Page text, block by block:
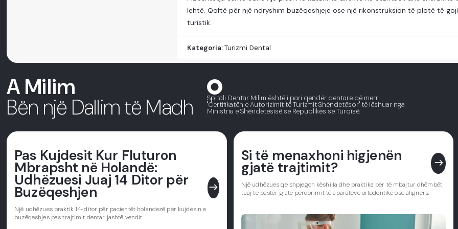
lehtë. Qoftë për një ndryshim buzëqeshjeje ose një rikonstruksion të plotë të
turistik.
Kategoria:Turizmi Dental
A Milim
Bën një Dallim të Madh Spitali Dentar Milim është i pari qendër dentare që merr
"Certifikatën e Autorizimit të Turizmit Shëndetësor" të lëshuar nga
Ministria e Shëndetësisë së Republikës së Turqisë.
Pas Kujdesit Kur Fluturon
Mbrapsht në Holandë:
Udhëzuesi Juaj 14 Ditor për
Buzëqeshjen east
Një udhëzues praktik 14-ditor për pacientët holandezë për kujdesin e
buzëqeshjes pas trajtimit dentar jashtë vendit.
Si të menaxhoni higjenën
gjatë trajtimit? east
Një udhëzues që shpjegon këshilla dhe praktika për të mbajtur dhëmbët
tuaj të pastër gjatë përdorimit të aparateve ortodontike ose aligners.